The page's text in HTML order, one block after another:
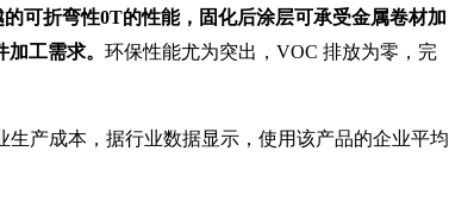
可折弯性0T的性能，固化后涂层可承受金属卷材加
工需求。 环保性能尤为突出，VOC 排放为零，完
产成本，据行业数据显示，使用该产品的企业平均